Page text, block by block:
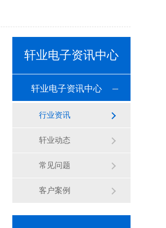
轩业电子资讯中心
轩业电子资讯中心
行业资讯
轩业动态
常见问题
客户案例